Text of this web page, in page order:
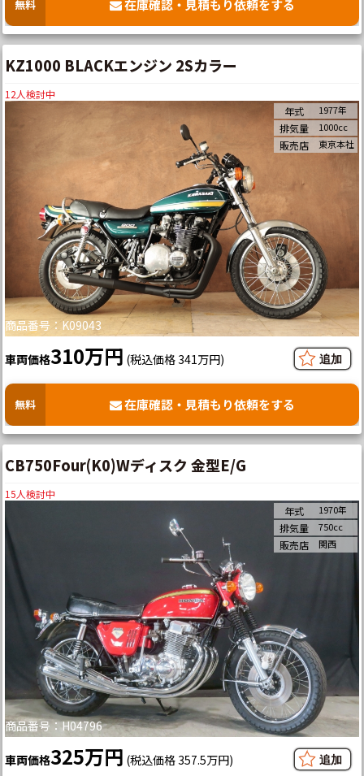
無料 在庫確認・見積もり依頼をする
KZ1000 BLACKエンジン 2Sカラー
12人検討中
商品番号：K09043
年式 1977年
排気量 1000cc
販売店 東京本社
車両価格310万円 (税込価格 341万円)
無料 在庫確認・見積もり依頼をする
CB750Four(K0)Wディスク 金型E/G
15人検討中
商品番号：H04796
年式 1970年
排気量 750cc
販売店 関西
車両価格325万円 (税込価格 357.5万円)